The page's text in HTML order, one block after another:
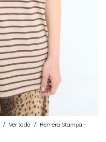
/ Ver todo / Remera Stampa -